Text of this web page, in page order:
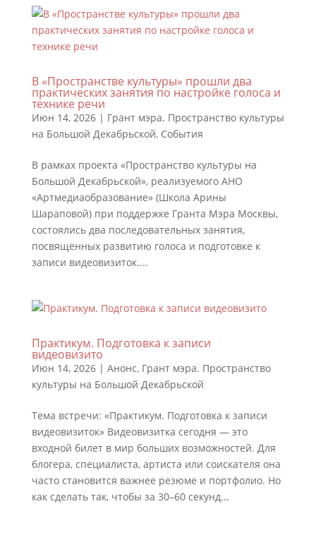
В «Пространстве культуры» прошли два
практических занятия по настройке голоса и
технике речи
Июн 14, 2026| Грант мэра. Пространство культуры
на Большой Декабрьской, События
В рамках проекта «Пространство культуры на
Большой Декабрьской», реализуемого АНО
«Артмедиаобразование» (Школа Арины
Шараповой) при поддержке Гранта Мэра Москвы,
состоялись два последовательных занятия,
посвященных развитию голоса и подготовке к
записи видеовизиток....
Практикум. Подготовка к записи
видеовизито
Июн 14, 2026| Анонс, Грант мэра. Пространство
культуры на Большой Декабрьской
Тема встречи: «Практикум. Подготовка к записи
видеовизиток» Видеовизитка сегодня — это
входной билет в мир больших возможностей. Для
блогера, специалиста, артиста или соискателя она
часто становится важнее резюме и портфолио. Но
как сделать так, чтобы за 30–60 секунд...